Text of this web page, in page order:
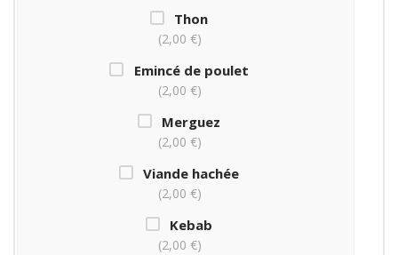
Thon
2,00 €
Emincé de poulet
2,00 €
Merguez
2,00 €
Viande hachée
2,00 €
Kebab
2,00 €